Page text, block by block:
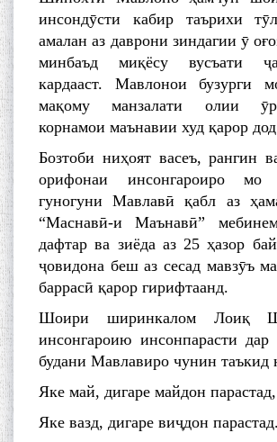
инсондӯсти кабир таърихи
амалан аз даврони зиндагии ӯ
минбаъд миқёсу вусъати
кардааст. Мавлонои бузурги
мақому манзалати олии
корнамои маънавии худ қарор
Бозтоби ниҳоят васеъ, рангин
орифонаи инсонгароиро
гуногуни Мавлавӣ қабл аз
“Маснавӣ-и Маънавӣ”
дафтар ва зиёда аз 25 ҳазор
ҷовидона беш аз сесад мавзӯъ
баррасӣ қарор гирифтаанд.
Шоири ширинкалом Лоиқ
инсонгароию инсонпарасти дар
будани Мавлавиро чунин таъкид
Яке май, дигаре майдон парастад,
Яке вазд, дигаре виҷдон парастад.